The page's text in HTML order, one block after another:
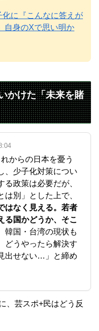
に『こんなに答えが
自身のXで思い明か
かけた「未来を賭
からの日本を憂う
、少子化対策につい
政策は必要だが、
別」とした上で、
はなく見える。若者
る国かどうか、そこ
韓国・台湾の現状も
どうやったら解決す
出せない…」と締め
、芸スポ+民はどう反